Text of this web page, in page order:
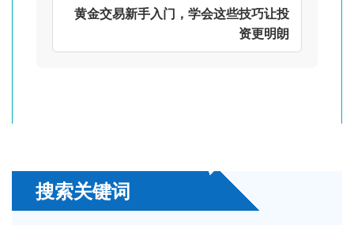
黄金交易新手入门，学会这些技巧让投
资更明朗
搜索关键词